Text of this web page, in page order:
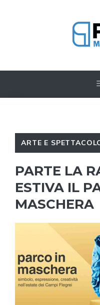
ARTE E
PARTE LA
ESTIVA IL
MASCHERA